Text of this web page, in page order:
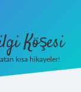
Köşesi
kısa hikayeler!